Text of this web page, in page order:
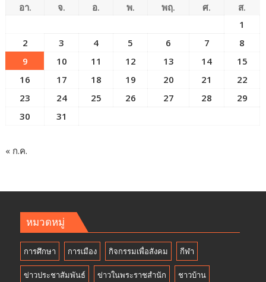
อา. จ. อ. พ. พฤ. ศ.
ส.
1
2
3 4 5 6 7
8
9
10 11 12 13 14
15
16
17 18 19 20 21
22
23
24 25 26 27 28
29
30
31
« ก.ค.
หมวดหมู่
การศึกษา การเมือง กิจกรรมเพื่อสังคม กีฬา
ข่าวประชาสัมพันธ์ ข่าวในพระราชสำนัก ชาวบ้าน